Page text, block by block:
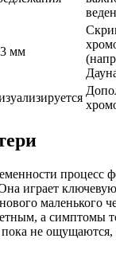
мм
процесс
играет
маленького
а симптомы
не ощущаются,